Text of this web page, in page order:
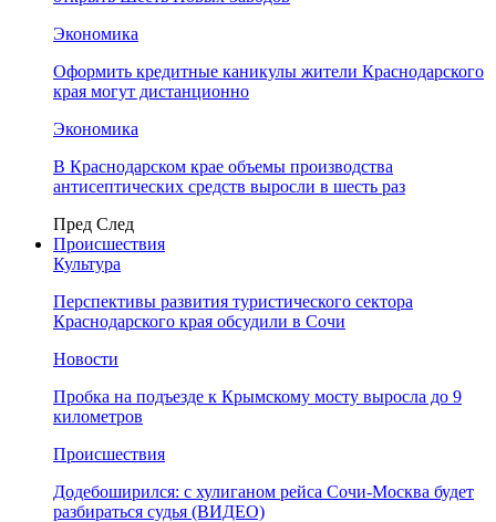
Экономика
Оформить кредитные каникулы жители Краснодарского
края могут дистанционно
Экономика
В Краснодарском крае объемы производства
антисептических средств выросли в шесть раз
Пред След
Происшествия
Культура
Перспективы развития туристического сектора
Краснодарского края обсудили в Сочи
Новости
Пробка на подъезде к Крымскому мосту выросла до 9
километров
Происшествия
Додебоширился: с хулиганом рейса Сочи-Москва будет
разбираться судья (ВИДЕО)